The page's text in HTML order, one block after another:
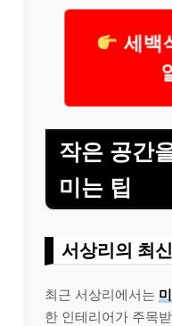
세백
작은 공간
미는 팁
서상리의 최
최근 서상리에서는
한 인테리어가 주목